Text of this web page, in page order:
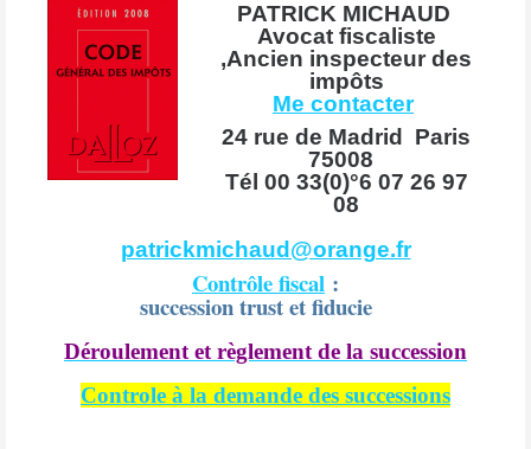
PATRICK MICHAUD
Avocat fiscaliste
,Ancien inspecteur des
impôts
Me contacter
24 rue de Madrid Paris
75008
Tél 00 33(0)°6 07 26 97
08
patrickmichaud@orange.fr
Contrôle fiscal :
succession trust et fiducie
Déroulement et règlement de la succession
Controle à la demande des successions